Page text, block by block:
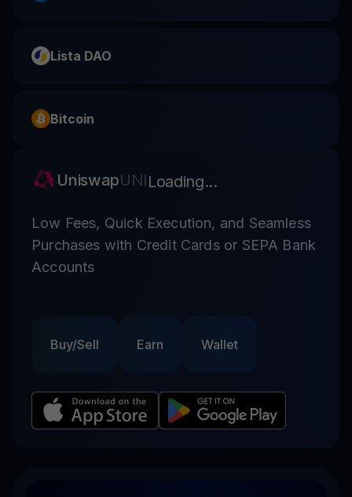
Lista DAO
Bitcoin
UniswapUNILoading...
Low Fees, Quick Execution, and Seamless
Purchases with Credit Cards or SEPA Bank
Accounts
Buy/Sell Earn Wallet